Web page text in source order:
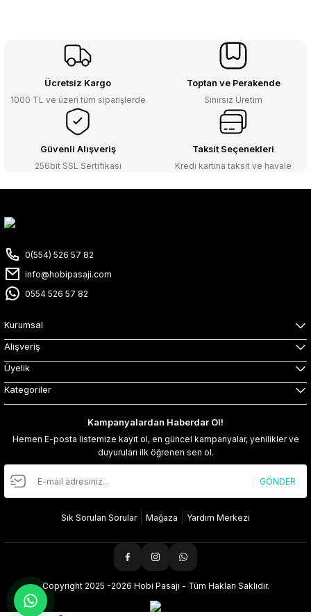
Ücretsiz Kargo
1000 TL ve üzeri tüm siparişlerde
Toptan ve Perakende
Sınırsız Üretim
Güvenli Alışveriş
256bit SSL Sertifikası
Taksit Seçenekleri
Kredi kartına taksit ve havale
0(554) 526 57 82
info@hobipasaji.com
0554 526 57 82
Kurumsal
Alışveriş
Üyelik
Kategoriler
Kampanyalardan Haberdar Ol!
Hemen E-posta listemize kayıt ol, en güncel kampanyalar, yenilikler ve
duyuruları ilk öğrenen sen ol.
GÖNDER
Sık Sorulan Sorular Mağaza Yardım Merkezi
Copyright 2025 -2026 Hobi Pasajı - Tüm Hakları Saklıdır.